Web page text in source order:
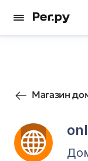
Магазин